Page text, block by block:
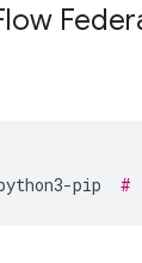
pip #